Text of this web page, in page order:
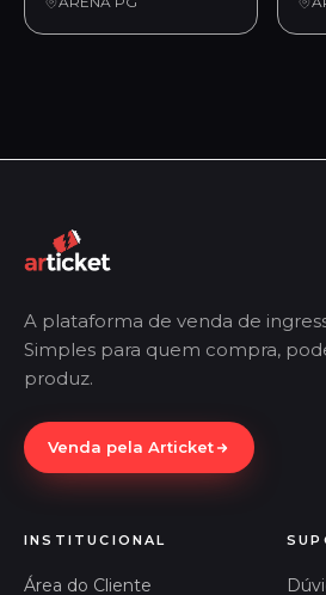
A plataforma de venda de
Simples para quem compra,
produz.
Venda pela Articket
INSTITUCIONAL
Área do Cliente